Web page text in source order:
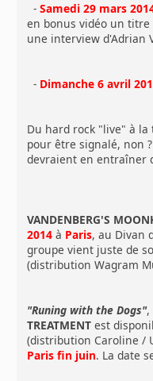
-Samedi 29 mars
en bonus vidéo un
une interview d'Adrian
- Dimanche 6 avril
Du hard rock "live" à
pour être signalé, non
devraient en entraîner
VANDENBERG'S
2014 à Paris, au Divan
groupe vient juste de
(distribution Wagram
"Runing with the Dogs",
TREATMENT est
(distribution Caroline /
Paris fin juin. La date